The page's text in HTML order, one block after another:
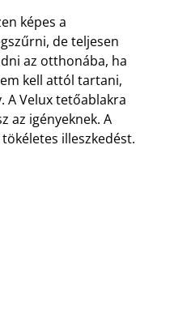
képes a
de teljesen
az otthonába, ha
kell attól tartani,
A Velux tetőablakra
az igényeknek. A
illeszkedést.